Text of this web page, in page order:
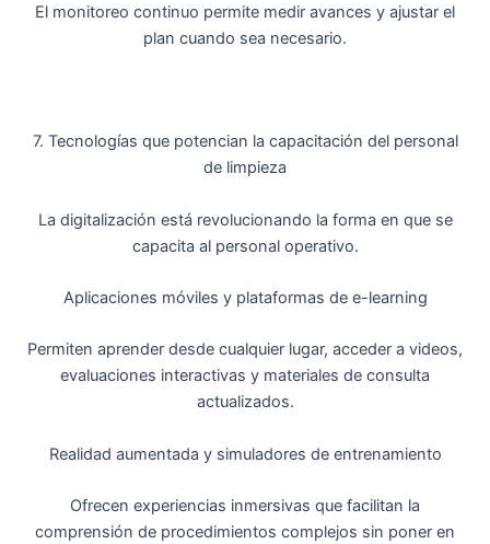
El monitoreo continuo permite medir avances y ajustar el
plan cuando sea necesario.
7. Tecnologías que potencian la capacitación del personal
de limpieza
La digitalización está revolucionando la forma en que se
capacita al personal operativo.
Aplicaciones móviles y plataformas de e-learning
Permiten aprender desde cualquier lugar, acceder a videos,
evaluaciones interactivas y materiales de consulta
actualizados.
Realidad aumentada y simuladores de entrenamiento
Ofrecen experiencias inmersivas que facilitan la
comprensión de procedimientos complejos sin poner en